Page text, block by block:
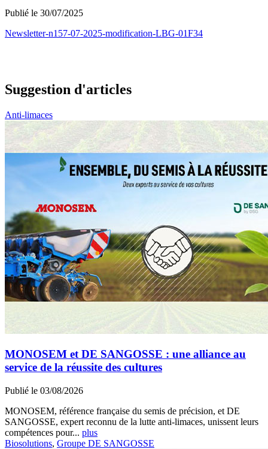
Publié le 30/07/2025
Newsletter-n157-07-2025-modification-LBG-01F34
Suggestion d'articles
Anti-limaces
MONOSEM et DE SANGOSSE : une alliance au
service de la réussite des cultures
Publié le 03/08/2026
MONOSEM, référence française du semis de précision, et DE
SANGOSSE, expert reconnu de la lutte anti-limaces, unissent leurs
compétences pour... plus
Biosolutions, Groupe DE SANGOSSE